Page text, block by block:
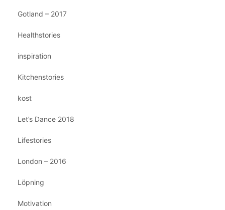
Gotland – 2017
Healthstories
inspiration
Kitchenstories
kost
Let’s Dance 2018
Lifestories
London – 2016
Löpning
Motivation